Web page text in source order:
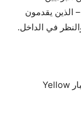
الذين يقدمون
في الداخل.